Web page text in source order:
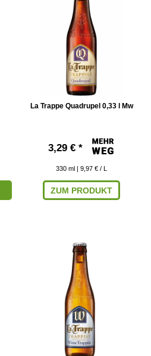
La Trappe Quadrupel 0,33 l Mw
3,29 € *
330 ml | 9,97 € / L
ZUM PRODUKT